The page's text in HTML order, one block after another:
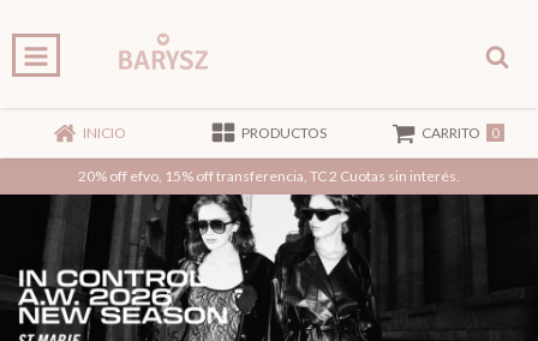
INICIO PRODUCTOS CARRITO 0
20% off efvo, 15% off transferencia, TC 2 Cuotas sin interés.